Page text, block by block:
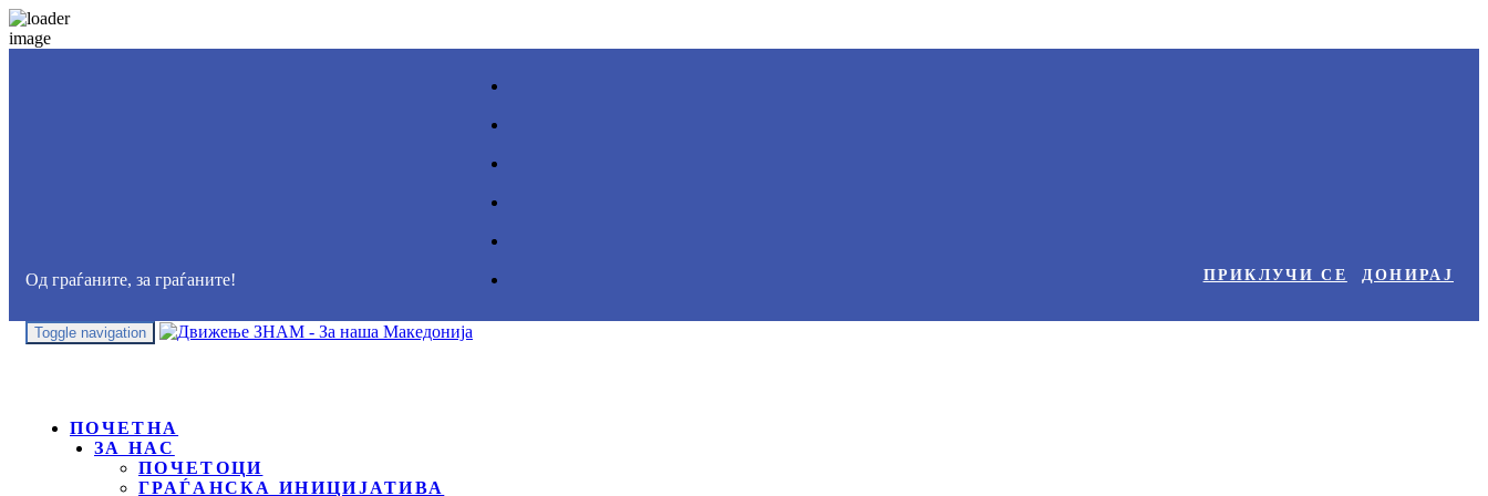
Од граѓаните, за граѓаните! ДОНИРАЈ
ПРИКЛУЧИ СЕ
Toggle navigation
ПОЧЕТНА
ЗА НАС
ПОЧЕТОЦИ
ГРАЃАНСКА ИНИЦИЈАТИВА